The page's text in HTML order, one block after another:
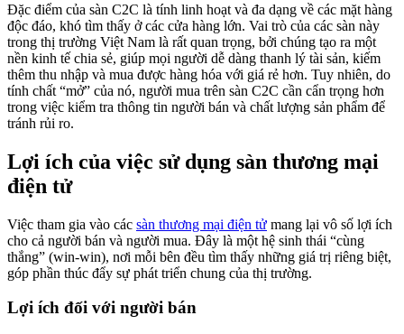
Đặc điểm của sàn C2C là tính linh hoạt và đa dạng về các mặt hàng
độc đáo, khó tìm thấy ở các cửa hàng lớn. Vai trò của các sàn này
trong thị trường Việt Nam là rất quan trọng, bởi chúng tạo ra một
nền kinh tế chia sẻ, giúp mọi người dễ dàng thanh lý tài sản, kiếm
thêm thu nhập và mua được hàng hóa với giá rẻ hơn. Tuy nhiên, do
tính chất “mở” của nó, người mua trên sàn C2C cần cẩn trọng hơn
trong việc kiểm tra thông tin người bán và chất lượng sản phẩm để
tránh rủi ro.
Lợi ích của việc sử dụng sàn thương mại
điện tử
Việc tham gia vào các sàn thương mại điện tử mang lại vô số lợi ích
cho cả người bán và người mua. Đây là một hệ sinh thái “cùng
thắng” (win-win), nơi mỗi bên đều tìm thấy những giá trị riêng biệt,
góp phần thúc đẩy sự phát triển chung của thị trường.
Lợi ích đối với người bán